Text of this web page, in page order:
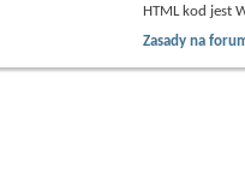
HTML kod jest
Zasady na